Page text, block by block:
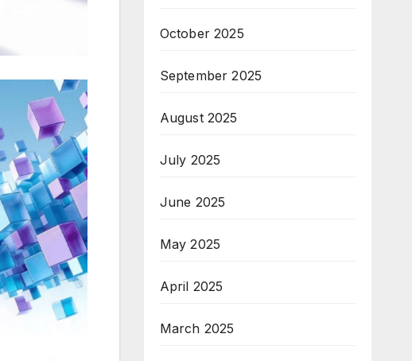
October 2025
September 2025
August 2025
July 2025
June 2025
May 2025
April 2025
March 2025